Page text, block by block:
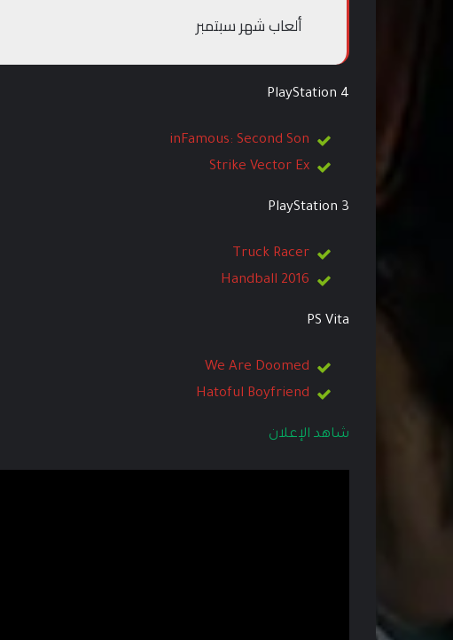
ألعاب شهر سبتمبر
PlayStation 4
inFamous: Second Son
Strike Vector Ex
PlayStation 3
Truck Racer
Handball 2016
PS Vita
We Are Doomed
Hatoful Boyfriend
شاهد الإعلان